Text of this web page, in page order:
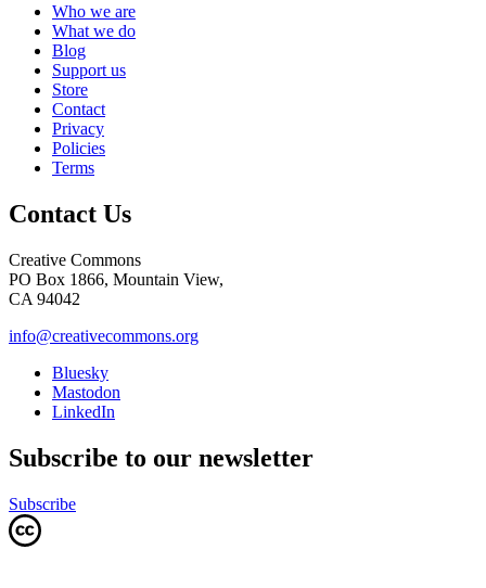
Who we are
What we do
Blog
Support us
Store
Contact
Privacy
Policies
Terms
Contact Us
Creative Commons
PO Box 1866, Mountain View,
CA 94042
info@creativecommons.org
Bluesky
Mastodon
LinkedIn
Subscribe to our newsletter
Subscribe